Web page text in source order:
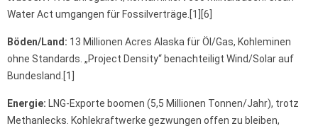
Water Act umgangen für Fossilverträge.[1][6]
Böden/Land: 13 Millionen Acres Alaska für Öl/Gas, Kohleminen
ohne Standards. „Project Density“ benachteiligt Wind/Solar auf
Bundesland.[1]
Energie: LNG-Exporte boomen (5,5 Millionen Tonnen/Jahr), trotz
Methanlecks. Kohlekraftwerke gezwungen offen zu bleiben,